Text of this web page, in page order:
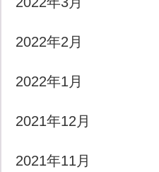
2022年2月
2022年1月
2021年12月
2021年11月